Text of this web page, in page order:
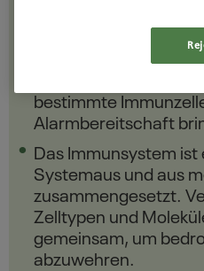
Ingwer kann die
Laborversuche der
bestimmte
Alarmbereitschaft
Das Immunsystem
Systemaus und aus
zusammengesetzt.
Zelltypen und
gemeinsam, um
abzuwehren.